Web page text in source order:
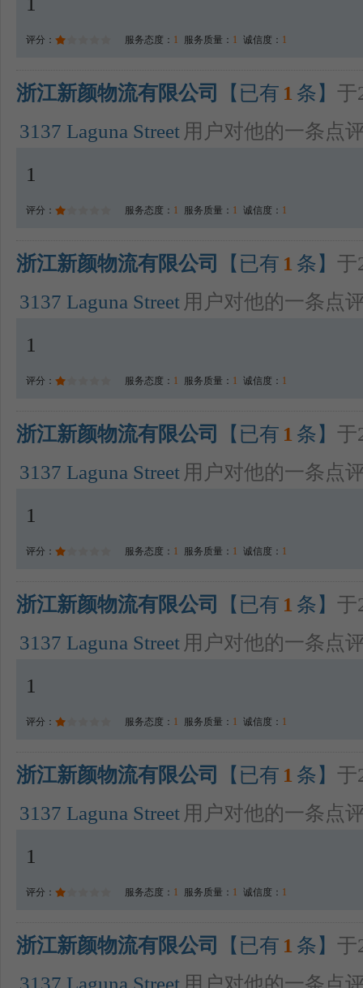
评分： 服务态度： 1 服务质量： 1 诚信度： 1
浙江新颜物流有限公司 【已有 1 条】 于
3137 Laguna Street 用户对他的一条点
1
评分： 服务态度： 1 服务质量： 1 诚信度： 1
浙江新颜物流有限公司 【已有 1 条】 于
3137 Laguna Street 用户对他的一条点
1
评分： 服务态度： 1 服务质量： 1 诚信度： 1
浙江新颜物流有限公司 【已有 1 条】 于
3137 Laguna Street 用户对他的一条点
1
评分： 服务态度： 1 服务质量： 1 诚信度： 1
浙江新颜物流有限公司 【已有 1 条】 于
3137 Laguna Street 用户对他的一条点
1
评分： 服务态度： 1 服务质量： 1 诚信度： 1
浙江新颜物流有限公司 【已有 1 条】 于
3137 Laguna Street 用户对他的一条点
1
评分： 服务态度： 1 服务质量： 1 诚信度： 1
浙江新颜物流有限公司 【已有 1 条】 于
3137 Laguna Street 用户对他的一条点